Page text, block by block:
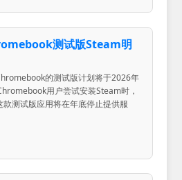
测试版Steam明
的测试版计划将于2026年
用户尝试安装Steam时，
测试版应用将在年底停止提供服